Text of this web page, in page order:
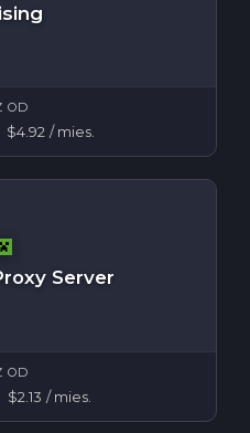
OD
$4.92 / mies.
Server
OD
$2.13 / mies.